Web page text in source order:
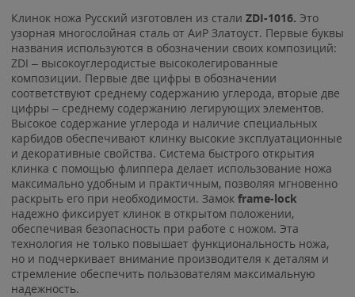
Клинок ножа Русский изготовлен из стали ZDI-1016. Это
узорная многослойная сталь от АиР Златоуст. Первые буквы
названия используются в обозначении своих композиций:
ZDI – высокоуглеродистые высоколегированные
композиции. Первые две цифры в обозначении
соответствуют среднему содержанию углерода, вторые две
цифры – среднему содержанию легирующих элементов.
Высокое содержание углерода и наличие специальных
карбидов обеспечивают клинку высокие эксплуатационные
и декоративные свойства. Система быстрого открытия
клинка с помощью флиппера делает использование ножа
максимально удобным и практичным, позволяя мгновенно
раскрыть его при необходимости. Замок frame-lock
надежно фиксирует клинок в открытом положении,
обеспечивая безопасность при работе с ножом. Эта
технология не только повышает функциональность ножа,
но и подчеркивает внимание производителя к деталям и
стремление обеспечить пользователям максимальную
надежность.